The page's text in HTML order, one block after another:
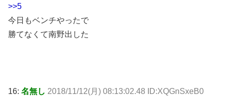
>>5
今日もベンチやったで
勝てなくて南野出した
16: 名無し 2018/11/12(月) 08:13:02.48 ID:XQGnSxeB0